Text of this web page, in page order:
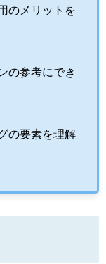
のメリットを
の参考にでき
の要素を理解